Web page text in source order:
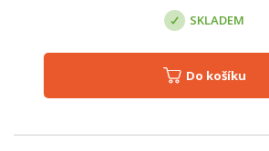
SKLADEM
Do košíku